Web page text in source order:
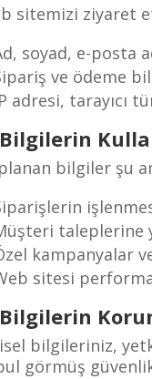
sitemizi ziyaret
soyad, e-posta
ve ödeme
adresi, tarayıcı
bilgiler şu
taleplerine
kampanyalar
sitesi
bilgileriniz,
görmüş